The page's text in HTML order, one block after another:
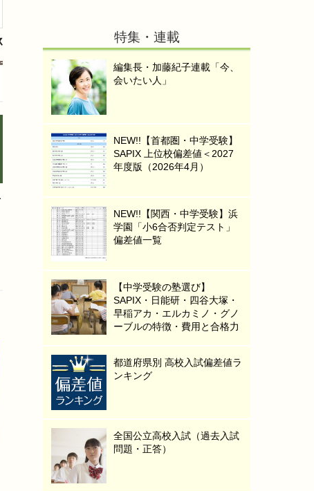
特集・連載
編集長・加藤紀子連載「今、
会いたい人」
NEW!!【首都圏・中学受験】
SAPIX 上位校偏差値＜2027
年度版（2026年4月）
NEW!!【関西・中学受験】浜
学園「小6合否判定テスト」
偏差値一覧
【中学受験の塾選び】
SAPIX・日能研・四谷大塚・
早稲アカ・エルカミノ・グノ
ーブルの特徴・費用と合格力
都道府県別 高校入試偏差値ラ
ンキング
全国公立高校入試（過去入試
問題・正答）